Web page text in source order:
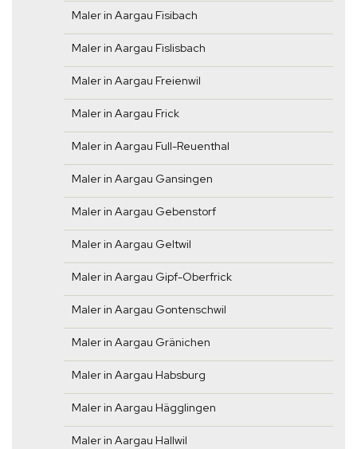
Maler in Aargau Fisibach
Maler in Aargau Fislisbach
Maler in Aargau Freienwil
Maler in Aargau Frick
Maler in Aargau Full-Reuenthal
Maler in Aargau Gansingen
Maler in Aargau Gebenstorf
Maler in Aargau Geltwil
Maler in Aargau Gipf-Oberfrick
Maler in Aargau Gontenschwil
Maler in Aargau Gränichen
Maler in Aargau Habsburg
Maler in Aargau Hägglingen
Maler in Aargau Hallwil